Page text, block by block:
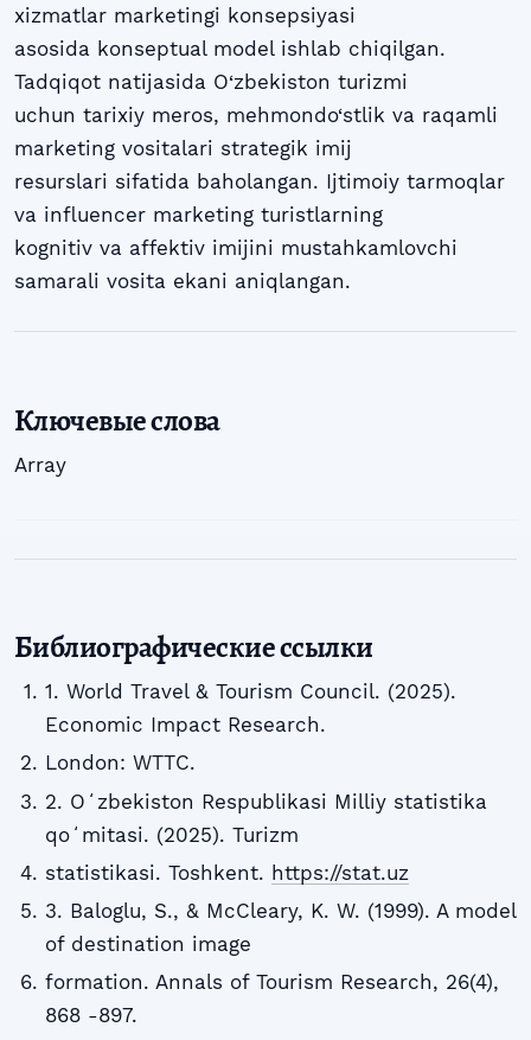
xizmatlar marketingi konsepsiyasi
asosida konseptual model ishlab chiqilgan.
Tadqiqot natijasida O‘zbekiston turizmi
uchun tarixiy meros, mehmondo‘stlik va raqamli
marketing vositalari strategik imij
resurslari sifatida baholangan. Ijtimoiy tarmoqlar
va influencer marketing turistlarning
kognitiv va affektiv imijini mustahkamlovchi
samarali vosita ekani aniqlangan.
Ключевые слова
Array
Библиографические ссылки
1. World Travel & Tourism Council. (2025).
Economic Impact Research.
London: WTTC.
2. Oʻzbekiston Respublikasi Milliy statistika
qoʻmitasi. (2025). Turizm
statistikasi. Toshkent. https://stat.uz
3. Baloglu, S., & McCleary, K. W. (1999). A model
of destination image
formation. Annals of Tourism Research, 26(4),
868 -897.